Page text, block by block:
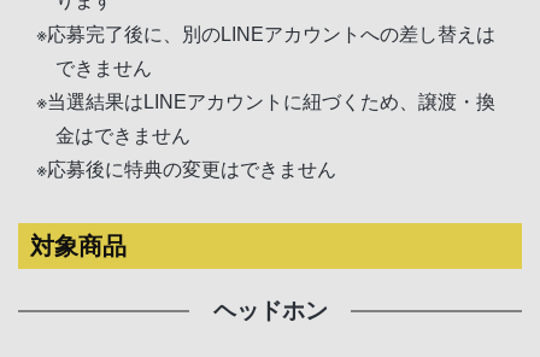
※応募完了後に、別のLINEアカウントへの差し替えは
できません
※当選結果はLINEアカウントに紐づくため、譲渡・換
金はできません
※応募後に特典の変更はできません
対象商品
ヘッドホン